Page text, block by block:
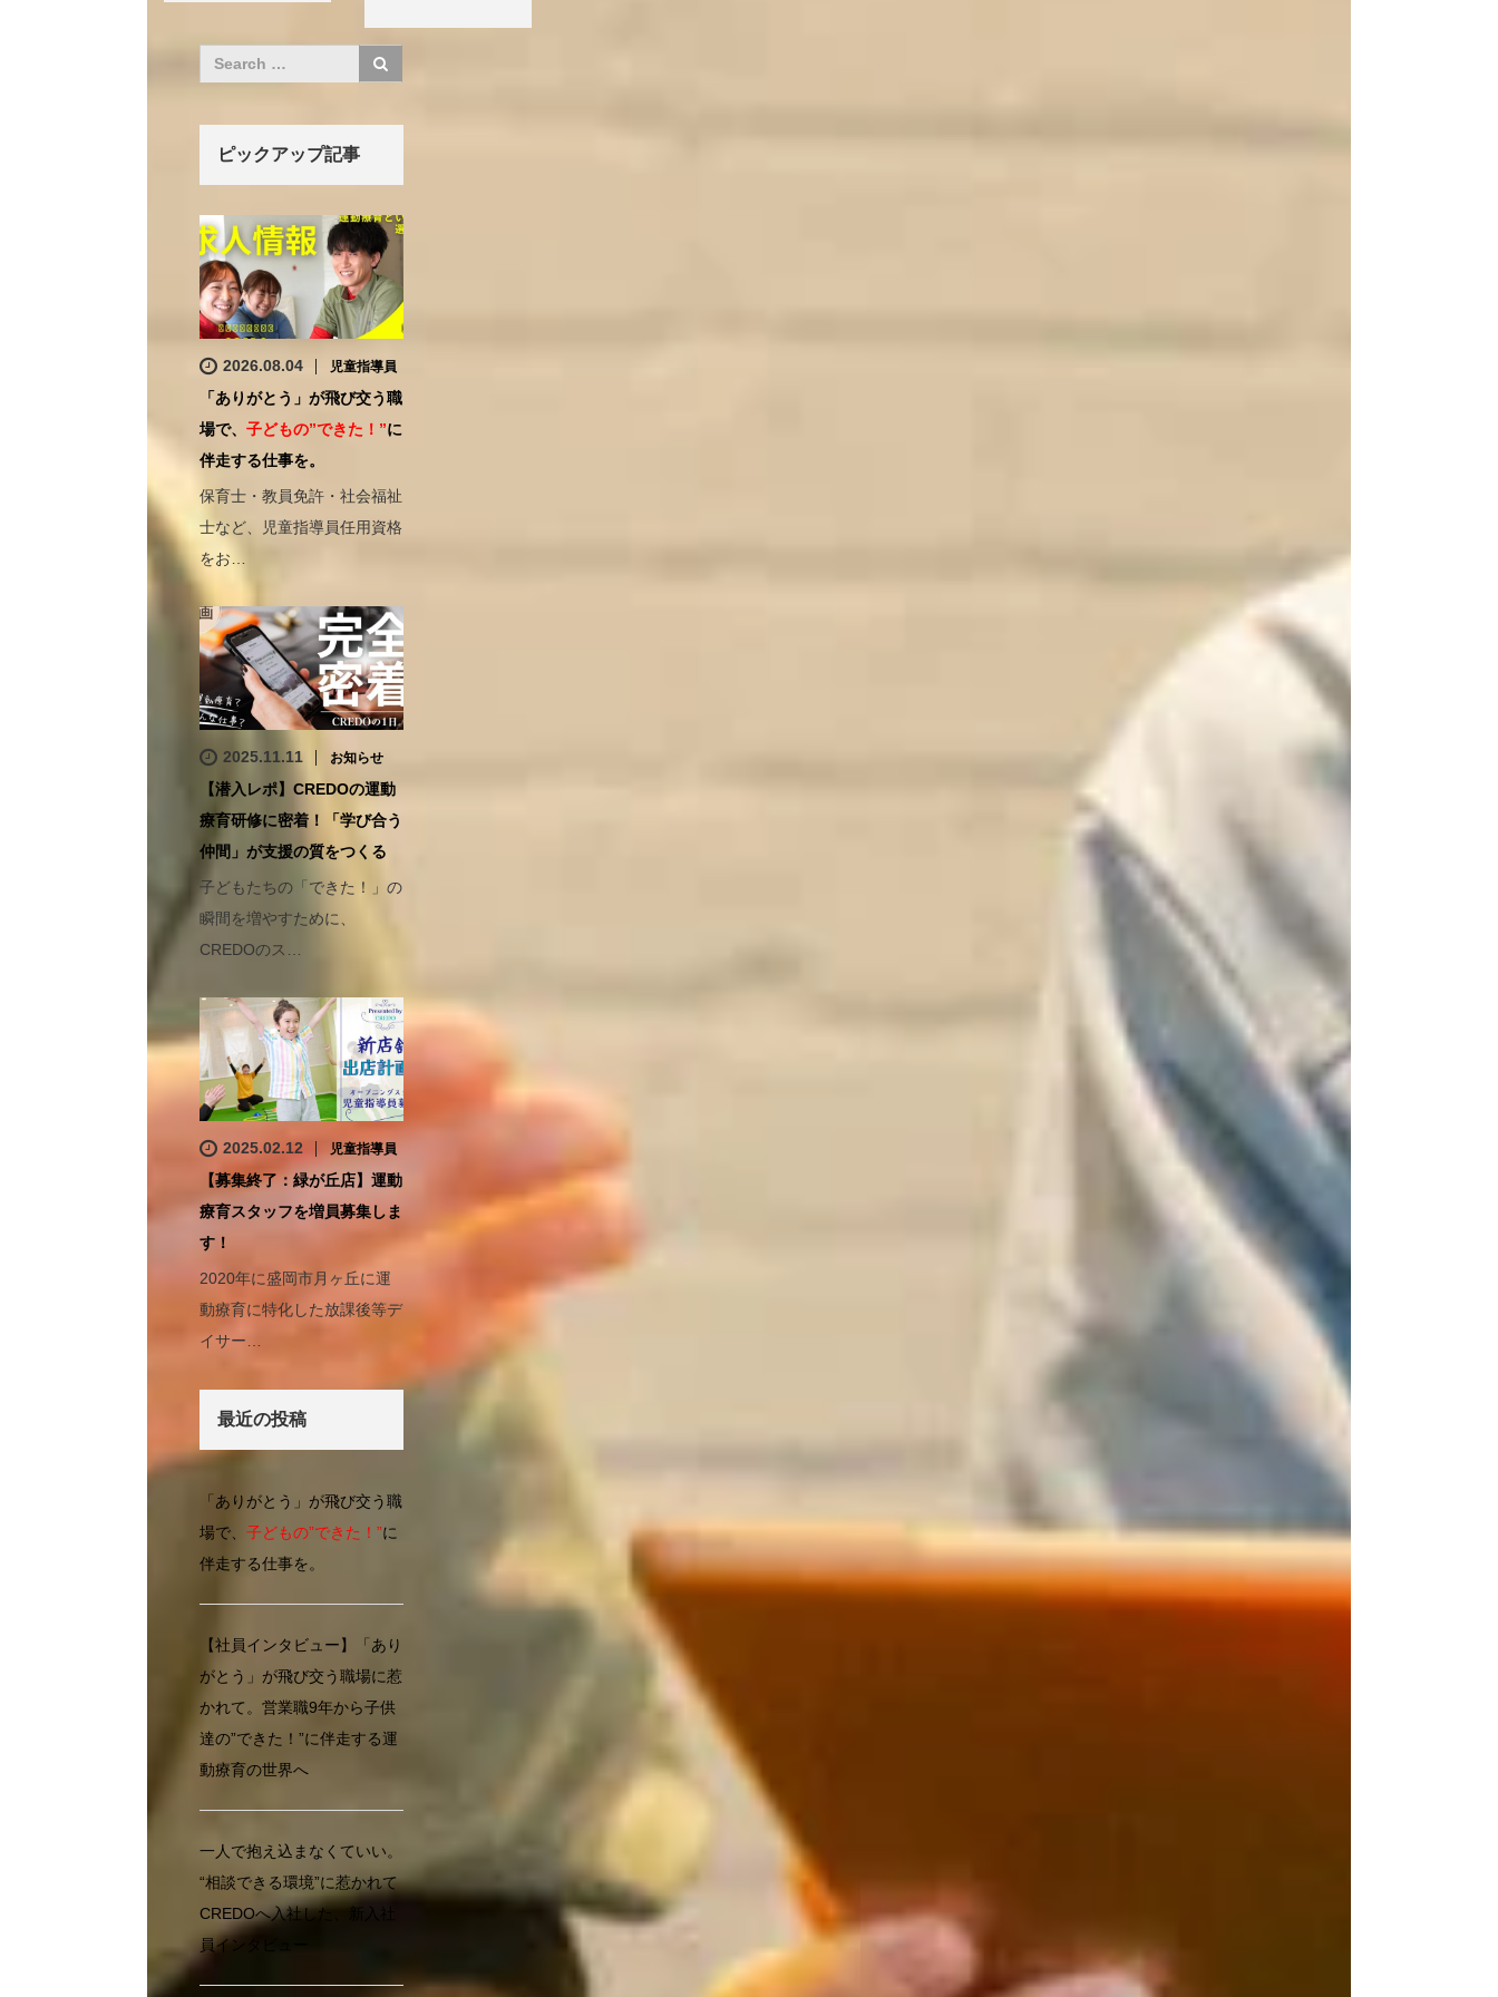
ピックアップ記事
2026.08.04 児童指導員
「ありがとう」が飛び交う職
場で、子どもの”できた！”に
伴走する仕事を。
保育士・教員免許・社会福祉
士など、児童指導員任用資格
をお…
2025.11.11 お知らせ
【潜入レポ】CREDOの運動
療育研修に密着！「学び合う
仲間」が支援の質をつくる
子どもたちの「できた！」の
瞬間を増やすために、
CREDOのス…
2025.02.12 児童指導員
【募集終了：緑が丘店】運動
療育スタッフを増員募集しま
す！
2020年に盛岡市月ヶ丘に運
動療育に特化した放課後等デ
イサー…
最近の投稿
「ありがとう」が飛び交う職
場で、子どもの”できた！”に
伴走する仕事を。
【社員インタビュー】「あり
がとう」が飛び交う職場に惹
かれて。営業職9年から子供
達の”できた！”に伴走する運
動療育の世界へ
一人で抱え込まなくていい。
“相談できる環境”に惹かれて
CREDOへ入社した、新入社
員インタビュー